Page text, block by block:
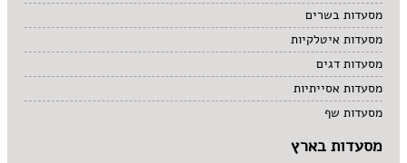
מסעדות בשרים
מסעדות איטלקיות
מסעדות דגים
מסעדות אסייתיות
מסעדות שף
מסעדות בארץ